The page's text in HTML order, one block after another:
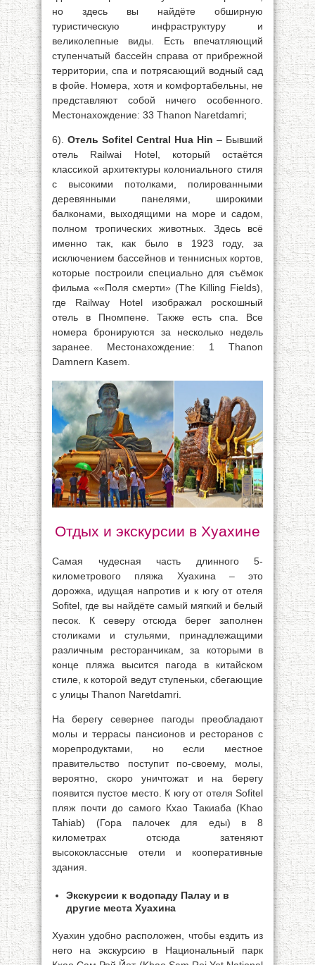
но здесь вы найдёте обширную
туристическую инфраструктуру и
великолепные виды. Есть впечатляющий
ступенчатый бассейн справа от прибрежной
территории, спа и потрясающий водный сад
в фойе. Номера, хотя и комфортабельны, не
представляют собой ничего особенного.
Местонахождение: 33 Thanon Naretdamri;
6). Отель Sofitel Central Hua Hin – Бывший
отель Railwai Hotel, который остаётся
классикой архитектуры колониального стиля
с высокими потолками, полированными
деревянными панелями, широкими
балконами, выходящими на море и садом,
полном тропических животных. Здесь всё
именно так, как было в 1923 году, за
исключением бассейнов и теннисных кортов,
которые построили специально для съёмок
фильма ««Поля смерти» (The Killing Fields),
где Railway Hotel изображал роскошный
отель в Пномпене. Также есть спа. Все
номера бронируются за несколько недель
заранее. Местонахождение: 1 Thanon
Damnern Kasem.
Отдых и экскурсии в Хуахине
Самая чудесная часть длинного 5-
километрового пляжа Хуахина – это
дорожка, идущая напротив и к югу от отеля
Sofitel, где вы найдёте самый мягкий и белый
песок. К северу отсюда берег заполнен
столиками и стульями, принадлежащими
различным ресторанчикам, за которыми в
конце пляжа высится пагода в китайском
стиле, к которой ведут ступеньки, сбегающие
с улицы Thanon Naretdamri.
На берегу севернее пагоды преобладают
молы и террасы пансионов и ресторанов с
морепродуктами, но если местное
правительство поступит по-своему, молы,
вероятно, скоро уничтожат и на берегу
появится пустое место. К югу от отеля Sofitel
пляж почти до самого Кхао Такиаба (Khao
Tahiab) (Гора палочек для еды) в 8
километрах отсюда затеняют
высококлассные отели и кооперативные
здания.
Экскурсии к водопаду Палау и в
другие места Хуахина
Хуахин удобно расположен, чтобы ездить из
него на экскурсию в Национальный парк